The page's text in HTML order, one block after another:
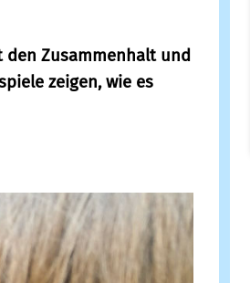
den Zusammenhalt und
zeigen, wie es